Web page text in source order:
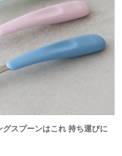
スプーンはこれ 持ち運びに